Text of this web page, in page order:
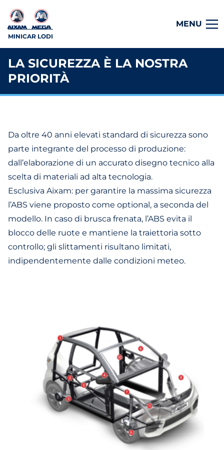
MINICAR LODI
MENU
LA SICUREZZA È LA NOSTRA
PRIORITÀ
Da oltre 40 anni elevati standard di sicurezza sono
parte integrante del processo di produzione:
dall’elaborazione di un accurato disegno tecnico alla
scelta di materiali ad alta tecnologia.
Esclusiva Aixam: per garantire la massima sicurezza
l’ABS viene proposto come optional, a seconda del
modello. In caso di brusca frenata, l’ABS evita il
blocco delle ruote e mantiene la traiettoria sotto
controllo; gli slittamenti risultano limitati,
indipendentemente dalle condizioni meteo.